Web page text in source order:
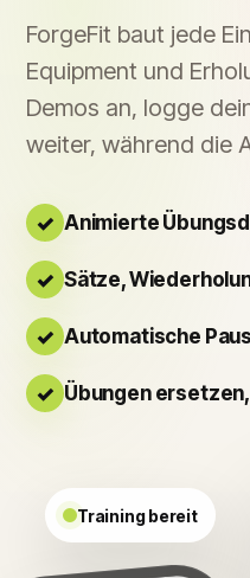
ForgeFit baut jede
Equipment und
Demos an, logge
weiter, während die
Animierte
Sätze,
Automatische
Übungen
Training bereit